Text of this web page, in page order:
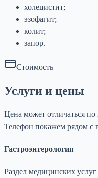
холецистит;
эзофагит;
колит;
запор.
Стоимость
Услуги и цены
Цена может отличаться
Телефон покажем рядом с
Гастроэнтерология
Раздел медицинских